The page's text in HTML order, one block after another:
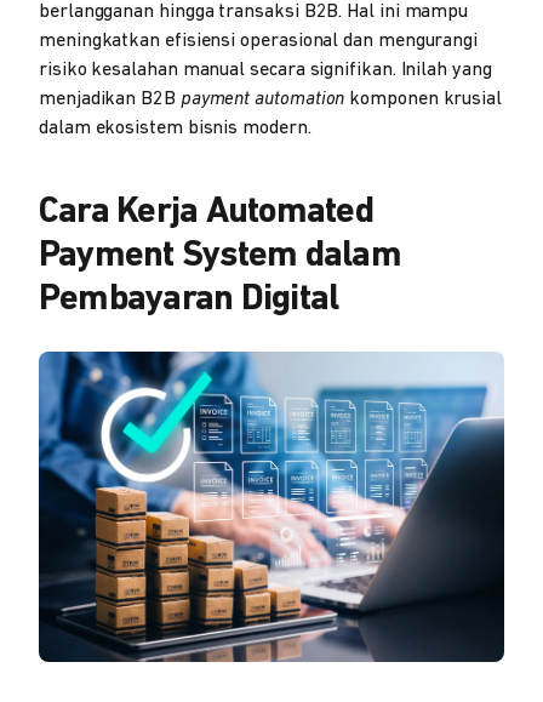
berlangganan hingga transaksi B2B. Hal ini mampu
meningkatkan efisiensi operasional dan mengurangi
risiko kesalahan manual secara signifikan. Inilah yang
menjadikan B2B payment automation komponen krusial
dalam ekosistem bisnis modern.
Cara Kerja Automated
Payment System dalam
Pembayaran Digital